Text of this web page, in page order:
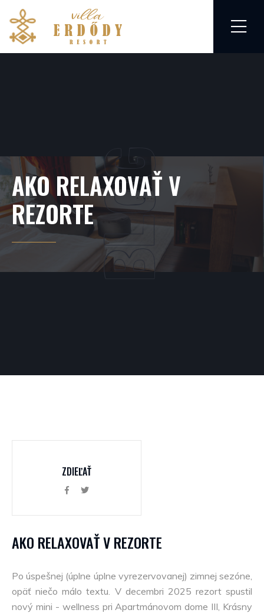
BLOG
AKO RELAXOVAŤ V
REZORTE
ZDIEĽAŤ
AKO RELAXOVAŤ V REZORTE
Po úspešnej (úplne úplne vyrezervovanej) zimnej sezóne,
opäť niečo málo textu. V decembri 2025 rezort spustil
nový mini - wellness pri Apartmánovom dome III, Krásny